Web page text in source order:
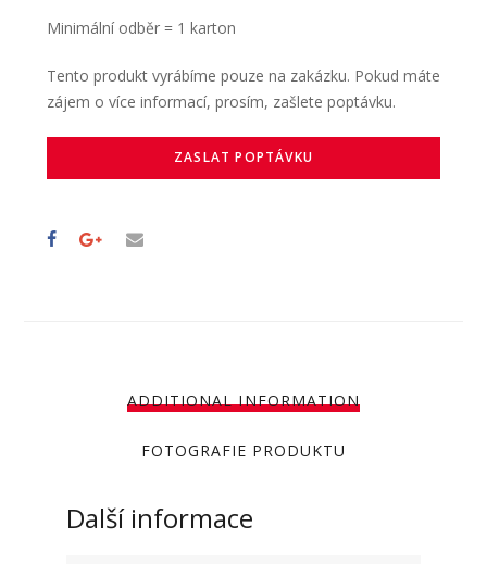
Minimální odběr = 1 karton
Tento produkt vyrábíme pouze na zakázku. Pokud máte
zájem o více informací, prosím, zašlete poptávku.
ZASLAT POPTÁVKU
ADDITIONAL INFORMATION
FOTOGRAFIE PRODUKTU
Další informace